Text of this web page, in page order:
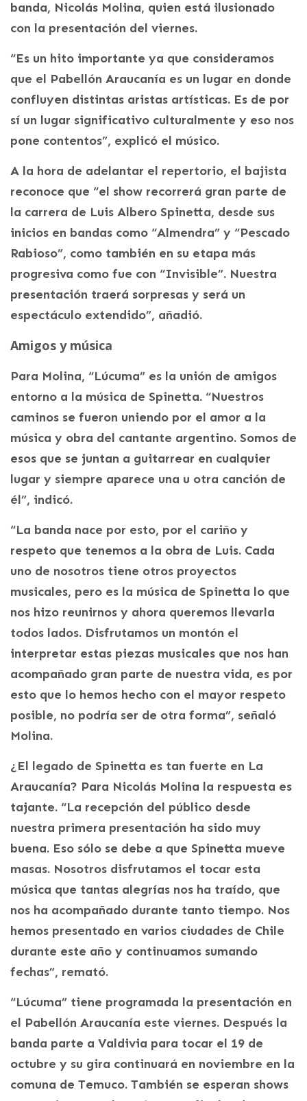
banda, Nicolás Molina, quien está ilusionado
con la presentación del viernes.
“Es un hito importante ya que consideramos
que el Pabellón Araucanía es un lugar en donde
confluyen distintas aristas artísticas. Es de por
sí un lugar significativo culturalmente y eso nos
pone contentos”, explicó el músico.
A la hora de adelantar el repertorio, el bajista
reconoce que “el show recorrerá gran parte de
la carrera de Luis Albero Spinetta, desde sus
inicios en bandas como “Almendra” y “Pescado
Rabioso”, como también en su etapa más
progresiva como fue con “Invisible”. Nuestra
presentación traerá sorpresas y será un
espectáculo extendido”, añadió.
Amigos y música
Para Molina, “Lúcuma” es la unión de amigos
entorno a la música de Spinetta. “Nuestros
caminos se fueron uniendo por el amor a la
música y obra del cantante argentino. Somos de
esos que se juntan a guitarrear en cualquier
lugar y siempre aparece una u otra canción de
él”, indicó.
“La banda nace por esto, por el cariño y
respeto que tenemos a la obra de Luis. Cada
uno de nosotros tiene otros proyectos
musicales, pero es la música de Spinetta lo que
nos hizo reunirnos y ahora queremos llevarla
todos lados. Disfrutamos un montón el
interpretar estas piezas musicales que nos han
acompañado gran parte de nuestra vida, es por
esto que lo hemos hecho con el mayor respeto
posible, no podría ser de otra forma”, señaló
Molina.
¿El legado de Spinetta es tan fuerte en La
Araucanía? Para Nicolás Molina la respuesta es
tajante. “La recepción del público desde
nuestra primera presentación ha sido muy
buena. Eso sólo se debe a que Spinetta mueve
masas. Nosotros disfrutamos el tocar esta
música que tantas alegrías nos ha traído, que
nos ha acompañado durante tanto tiempo. Nos
hemos presentado en varios ciudades de Chile
durante este año y continuamos sumando
fechas”, remató.
“Lúcuma” tiene programada la presentación en
el Pabellón Araucanía este viernes. Después la
banda parte a Valdivia para tocar el 19 de
octubre y su gira continuará en noviembre en la
comuna de Temuco. También se esperan shows